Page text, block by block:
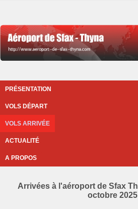
PRÉSENTATION
VOLS DÉPART
VOLS ARRIVÉE
ACTUALITÉ
A PROPOS
Arrivées à l'aéroport de Sfax
octobre 2025